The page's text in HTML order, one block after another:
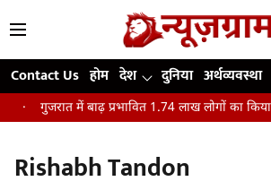
Contact Us होम देश दुनिया अर्थव्यवस्था
गुजरात में बाढ़ प्रभावित 1.74 लाख लोगों का
Rishabh Tandon